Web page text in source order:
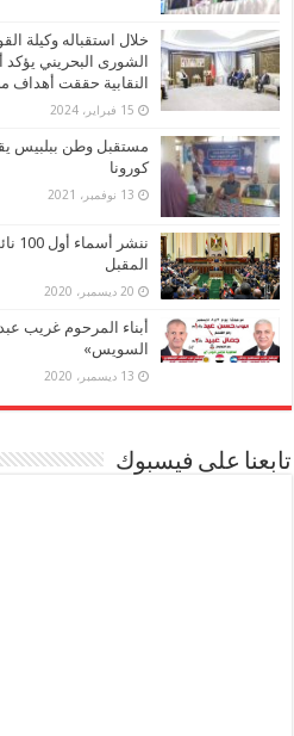
خلال استقباله وكيلة
الشورى البحريني يؤكد
النقابية حققت أهداف
15 فبراير، 2024
مستقبل وطن ببلبيس
كورونا
13 نوفمبر، 2021
ننشر
المقبل
20 ديسمبر، 2020
أبناء المرحوم غريب
السويس»
13 ديسمبر، 2020
تابعنا على فيسبوك